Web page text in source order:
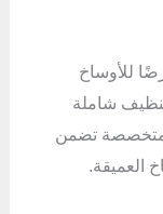
للأوساخ
شاملة
متخصصة تضمن
العميقة.